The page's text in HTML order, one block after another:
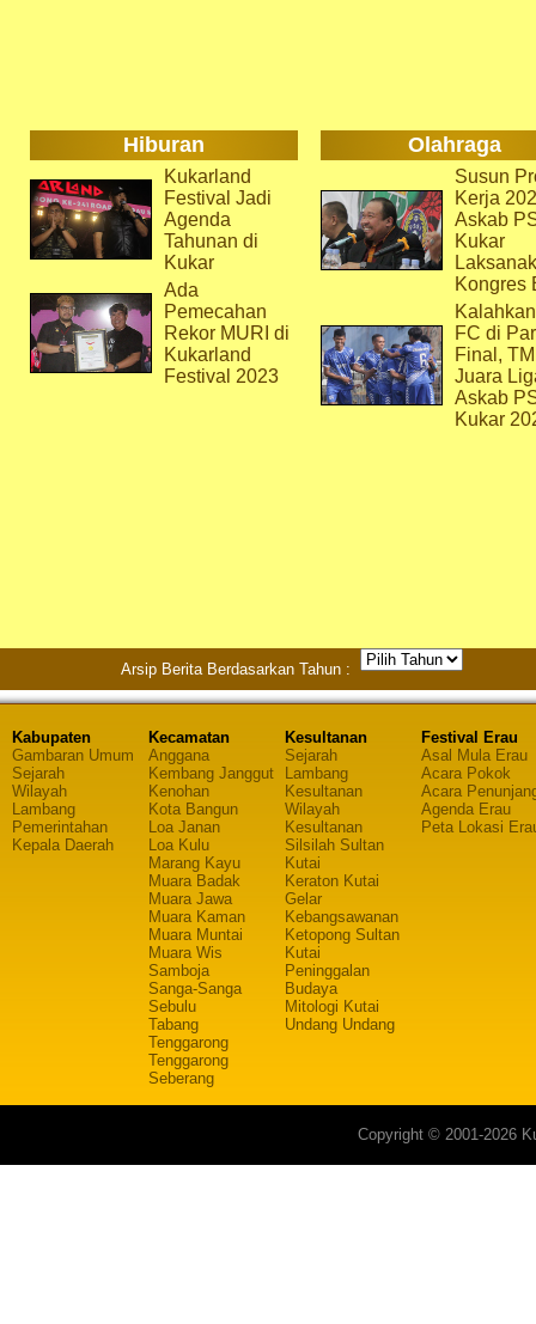
Hiburan Olahraga
Kukarland
Festival Jadi
Agenda
Tahunan di
Kukar
Ada
Pemecahan
Rekor MURI di
Kukarland
Festival 2023
Susun
Kerja
Askab
Kukar
Kongres
FC di
Final,
Juara
Askab
Kukar
Arsip Berita Berdasarkan Tahun :
Kabupaten
Gambaran Umum
Sejarah
Wilayah
Lambang
Pemerintahan
Kepala Daerah
Kecamatan
Anggana
Kembang Janggut
Kenohan
Kota Bangun
Loa Janan
Loa Kulu
Marang Kayu
Muara Badak
Muara Jawa
Muara Kaman
Muara Muntai
Muara Wis
Samboja
Sanga-Sanga
Sebulu
Tabang
Tenggarong
Tenggarong
Seberang
Kesultanan
Sejarah
Lambang
Kesultanan
Wilayah
Kesultanan
Silsilah Sultan
Kutai
Keraton Kutai
Gelar
Kebangsawanan
Ketopong Sultan
Kutai
Peninggalan
Budaya
Mitologi Kutai
Undang Undang
Festival Erau
Asal Mula Erau
Acara Pokok
Acara
Agenda Erau
Peta Lokasi
Copyright © 2001-2026